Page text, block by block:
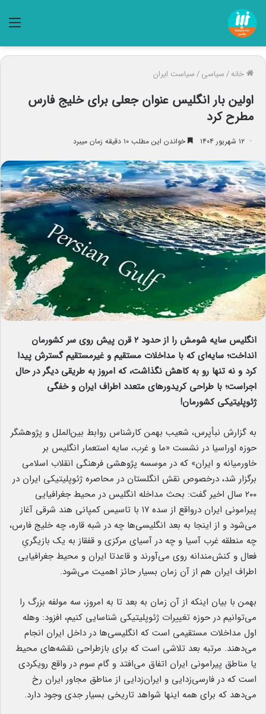
خانه/سیاسی/سیاست ایران
اولین بار انگلیس عنوان جعلی برای خلیج فارس
مطرح کرد
۱۲ شهریور ۱۴۰۴ خواندن این مطلب ۱۰ دقیقه زمان میبرد
انگلیس سایه شومش را از حدود ۲ قرن پیش روی سر کشورمان
انداخت؛ سایه‌ای که با مداخلات مستقیم و غیرمستقیم گسترش پیدا
کرد و نه تنها رو به کاهش نگذاشت، که امروز به طریقی دیگر در حال
اجراست؛ با طراحی کریدورهای متعدد اطراف ایران و خفگی
ژئوپلیتیکی کشورمان!
به گزارش نبأپرس، شعیب بهمن کارشناس روابط بین‌الملل و پژوهشگر
حوزه اوراسیا در نشست «ما و غرب، سایه استعمار انگلیس بر
خاورمیانه و ایران» که در موسسه پژوهشی فرهنگی انقلاب اسلامی
برگزار شد، درخصوص نقش انگلستان در محاصره ژئوپلیتیکی ایران در
۲۰۰ سال اخیر گفت: بحث مداخله انگلیس در محیط جغرافیایی
پیرامونی ایران درواقع از سده ۱۷ با تاسیس کمپانی هند شرقی آغاز
می‌شود و از اینجا به بعد انگلیسی‌ها چه در شبه قاره، چه خلیج فارس،
چه منطقه غرب آسیا و چه در آسیای مرکزی و قفقاز به یک بازیگریِ
فعال و کنش‌مندانه روی می‌آورند و قاعدتا ایران و محیط جغرافیایی
اطراف ایران هم از آن زمان بسیار حائز اهمیت می‌شود.
بهمن با بیان اینکه از آن زمان به بعد تا به امروز، سه مولفه بزرگ را
می‌توانیم در حوزه تغییرات ژئوپلیتیکی شناسایی کنیم، افزود: وهله
اول مداخلات مستقیمی است که انگلیسی‌ها در داخل ایران انجام
می‌دهند. مرتبه بعد تلاشی است که برای بازطراحی نقشه‌های محیط
یا مناطق پیرامونی ایران اتفاق می‌افتد و گام سوم در واقع رویکردی
است که در فارسی‌زدایی و ایران‌زدایی از مناطق مجاور ایران رخ
می‌دهد که برای همه اینها شواهد تاریخی بسیار جدی وجود دارد.